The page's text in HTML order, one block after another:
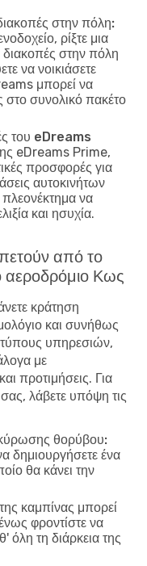
στην πόλη:
ρίξτε μια
διακοπές στην πόλη
να νοικιάσετε
μπορεί να
στο συνολικό πακέτο
του eDreams
eDreams Prime,
προσφορές για
αυτοκινήτων
να
και ησυχία.
από το
αεροδρόμιο Κως
κράτηση
και συνήθως
υπηρεσιών,
με
προτιμήσεις. Για
λάβετε υπόψη τις
θορύβου:
δημιουργήσετε ένα
θα κάνει την
καμπίνας μπορεί
φροντίστε να
όλη τη διάρκεια της